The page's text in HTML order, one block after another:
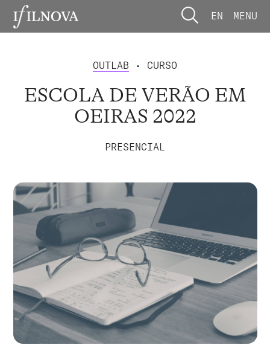
EN MENU
OUTLAB • CURSO
ESCOLA DE VERÃO EM
OEIRAS 2022
PRESENCIAL